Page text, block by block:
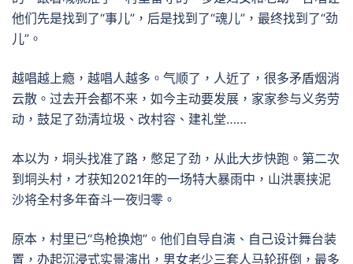
他们先是找到了“事儿”，后是找到了“魂儿”，最终找到了“劲
儿”。
越唱越上瘾，越唱人越多。气顺了，人近了，很多矛盾烟消
云散。过去开会都不来，如今主动要发展，家家参与义务劳
动，鼓足了劲清垃圾、改村容、建礼堂……
本以为，垌头找准了路，憋足了劲，从此大步快跑。第二次
到垌头村，才获知2021年的一场特大暴雨中，山洪裹挟泥
沙将全村多年奋斗一夜归零。
原本，村里已“鸟枪换炮”。他们自导自演、自己设计舞台装
置，办起沉浸式实景演出，男女老少三套人马轮班倒，最多